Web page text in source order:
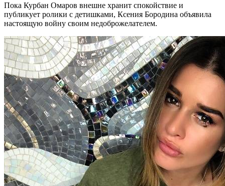
Пока Курбан Омаров внешне хранит спокойствие и
публикует ролики с детишками, Ксения Бородина объявила
настоящую войну своим недоброжелателем.